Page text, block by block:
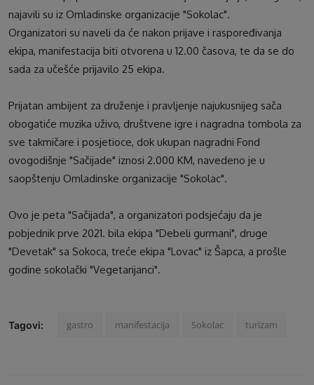
najavili su iz Omladinske organizacije "Sokolac".
Organizatori su naveli da će nakon prijave i raspoređivanja
ekipa, manifestacija biti otvorena u 12.00 časova, te da se do
sada za učešće prijavilo 25 ekipa.
Prijatan ambijent za druženje i pravljenje najukusnijeg sača
obogatiće muzika uživo, društvene igre i nagradna tombola za
sve takmičare i posjetioce, dok ukupan nagradni Fond
ovogodišnje "Sačijade" iznosi 2.000 KM, navedeno je u
saopštenju Omladinske organizacije "Sokolac".
Ovo je peta "Sačijada", a organizatori podsjećaju da je
pobjednik prve 2021. bila ekipa "Debeli gurmani", druge
"Devetak" sa Sokoca, treće ekipa "Lovac" iz Šapca, a prošle
godine sokolački "Vegetarijanci".
Tagovi: gastro manifestacija Sokolac turizam